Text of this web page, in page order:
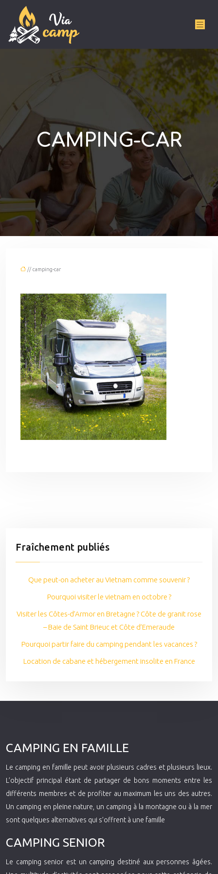
CAMPING-CAR
// camping-car
Fraîchement publiés
Que peut-on acheter au Vietnam comme souvenir ?
Pourquoi visiter le vietnam en octobre ?
Visiter les Côtes-d’Armor en Bretagne ? Côte de granit rose
– Baie de Saint Brieuc et Côte d’Emeraude
Pourquoi partir faire du camping pendant les vacances ?
Location de cabane et hébergement insolite en France
CAMPING EN FAMILLE
Le camping en famille peut avoir plusieurs cadres et plusieurs lieux.
L’objectif principal étant de partager de bons moments entre les
différents membres et de profiter au maximum les uns des autres.
Un camping en pleine nature, un camping à la montagne ou à la mer
sont quelques alternatives qui s’offrent à une famille
CAMPING SENIOR
Le camping senior est un camping destiné aux personnes âgées.